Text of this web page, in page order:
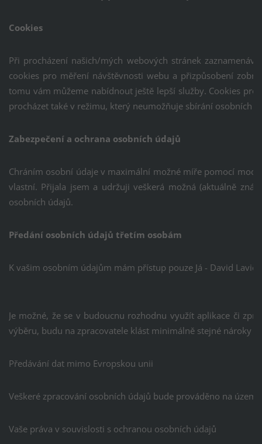
Cookies
Při procházení našich/mých webových stránek
cookies pro měření návštěvnosti webu a přizpůsobení
tomu vám můžeme nabídnout ještě lepší služby. Cookies
procházet také v režimu, který neumožňuje sbírání osobních
Zabezpečení a ochrana osobních údajů
Chráním osobní údaje v maximální možné míře pomocí
vlastní. Přijala jsem a udržuji veškerá možná (aktuálně
osobních údajů.
Předání osobních údajů třetím osobám
K vašim osobním údajům mám přístup pouze Já - David
Je možné, že se v budoucnu rozhodnu využít aplikace či
výběru, budu na zpracovatele klást minimálně stejné nároky
Předávání dat mimo Evropskou unii
Veškeré zpracování osobních údajů bude prováděno na území
Vaše práva v souvislosti s ochranou osobních údajů